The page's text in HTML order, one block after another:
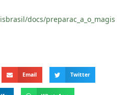
docs/preparac_a_o_magis
Email Twitter